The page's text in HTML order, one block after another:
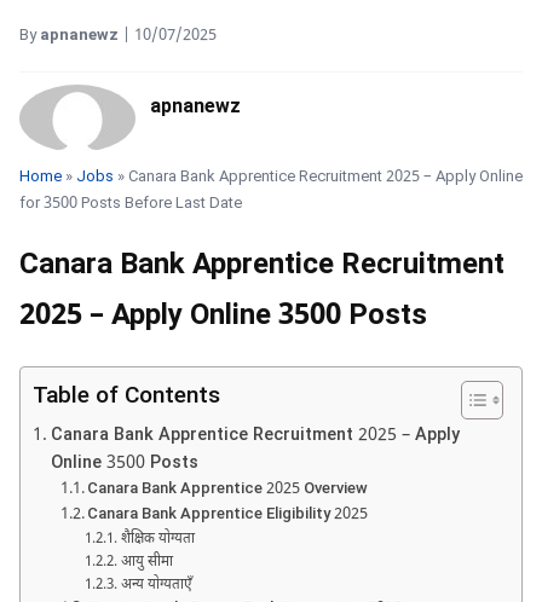
Byapnanewz 10/07/2025
apnanewz
Home » Jobs » Canara Bank Apprentice Recruitment 2025 – Apply Online
for 3500 Posts Before Last Date
Canara Bank Apprentice Recruitment
2025 – Apply Online 3500 Posts
Table of Contents
Canara Bank Apprentice Recruitment 2025 – Apply
Online 3500 Posts
Canara Bank Apprentice 2025 Overview
Canara Bank Apprentice Eligibility 2025
शैक्षिक योग्यता
आयु सीमा
अन्य योग्यताएँ